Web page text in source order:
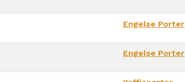
Engelse Porter
Engelse Porter